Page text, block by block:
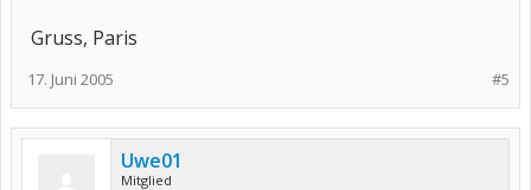
Gruss, Paris
#5
17. Juni 2005
Uwe01
Mitglied